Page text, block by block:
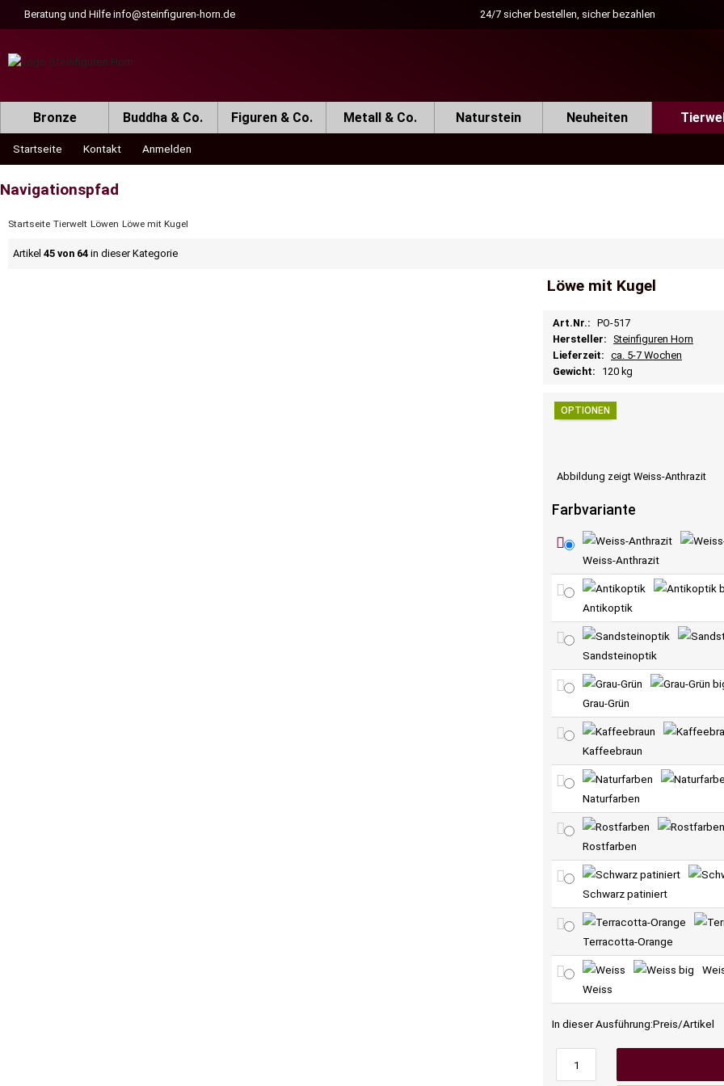
Beratung und Hilfe info@steinfiguren-horn.de 24/7 sicher bestellen, sicher bezahlen
Bronze Buddha & Co. Figuren & Co. Metall & Co. Naturstein Neuheiten
Startseite Kontakt Anmelden
Navigationspfad
Startseite Tierwelt Löwen Löwe mit Kugel
Artikel 45 von 64 in dieser Kategorie
Löwe mit Kugel
Art.Nr.: PO-517
Hersteller: Steinfiguren Horn
Lieferzeit: ca. 5-7 Wochen
Gewicht:
120 kg
OPTIONEN
Abbildung zeigt Weiss-Anthrazit
Farbvariante
Weiss-Anthrazit
Antikoptik
Sandsteinoptik
Grau-Grün
Kaffeebraun
Naturfarben
Rostfarben
Schwarz patiniert
Terracotta-Orange
Weiss
In dieser Ausführung:Preis/Artikel